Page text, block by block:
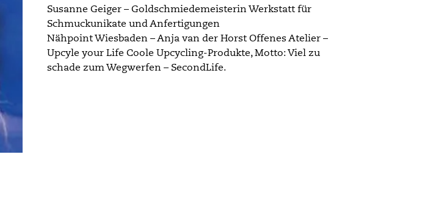
Susanne Geiger – Goldschmiedemeisterin Werkstatt für
Schmuckunikate und Anfertigungen
Nähpoint Wiesbaden – Anja van der Horst Offenes Atelier –
Upcyle your Life Coole Upcycling-Produkte, Motto: Viel zu
schade zum Wegwerfen – SecondLife.